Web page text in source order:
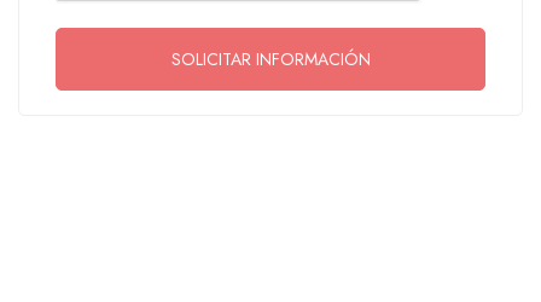
SOLICITAR INFORMACIÓN